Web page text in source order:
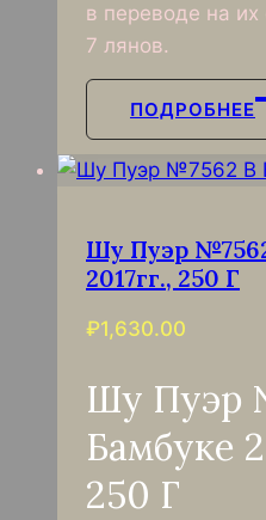
в переводе на
7 лянов.
ПОДРОБНЕЕ
Шу Пуэр
2017гг., 250 Г
₽1,630.00
Шу Пуэр
Бамбуке
250 Г